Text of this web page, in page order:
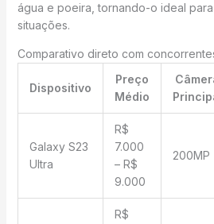
água e poeira, tornando-o ideal
situações.
Comparativo direto com
Dispositivo
Preço
Médio
Galaxy S23
Ultra
R$
7.000
– R$
9.000
200MP
R$